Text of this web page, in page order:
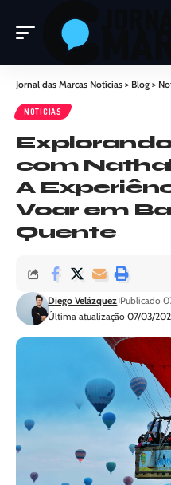
Jornal das Marcas Notícias > Blog >
NOTICIAS
com
A
Voar em
Quente
Última atualização 07/03/
Diego Velázquez Publicado